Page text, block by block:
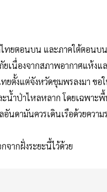
ทยตอนบน และภาคใต้ตอนบ
ยเนื่องจากสภาพอากาศแห้งแ
ยตั้งแต่จังหวัดชุมพรลงมา ข
น้ำป่าไหลหลาก โดยเฉพาะ
นดามันควรเดินเรือด้วยควา
จากฝั่งระยะนี้ไว้ด้วย